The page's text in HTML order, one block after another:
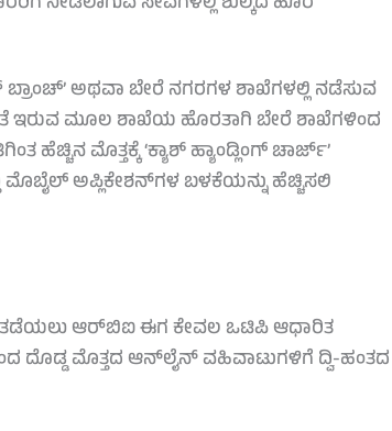
ಅಥವಾ ಬೇರೆ ನಗರಗಳ ಶಾಖೆಗಳಲ್ಲಿ ನಡೆಸುವ
ಇರುವ ಮೂಲ ಶಾಖೆಯ ಹೊರತಾಗಿ ಬೇರೆ ಶಾಖೆಗಳಿಂದ
ಮೊತ್ತಕ್ಕೆ ‘ಕ್ಯಾಶ್ ಹ್ಯಾಂಡ್ಲಿಂಗ್ ಚಾರ್ಜ್’
ಮೊಬೈಲ್ ಅಪ್ಲಿಕೇಶನ್‌ಗಳ ಬಳಕೆಯನ್ನು ಹೆಚ್ಚಿಸಲಿ
ತಡೆಯಲು ಆರ್‌ಬಿಐ ಈಗ ಕೇವಲ ಒಟಿಪಿ ಆಧಾರಿತ
ದೊಡ್ಡ ಮೊತ್ತದ ಆನ್‌ಲೈನ್ ವಹಿವಾಟುಗಳಿಗೆ ದ್ವಿ-ಹಂತದ